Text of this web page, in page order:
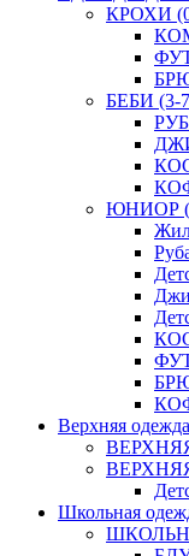
КРОХИ
БЕБИ (3-
ЮНИОР
Верхняя одежда
Школьная